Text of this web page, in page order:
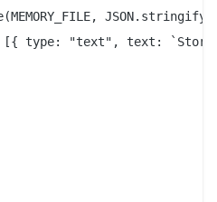
type: "text", text: